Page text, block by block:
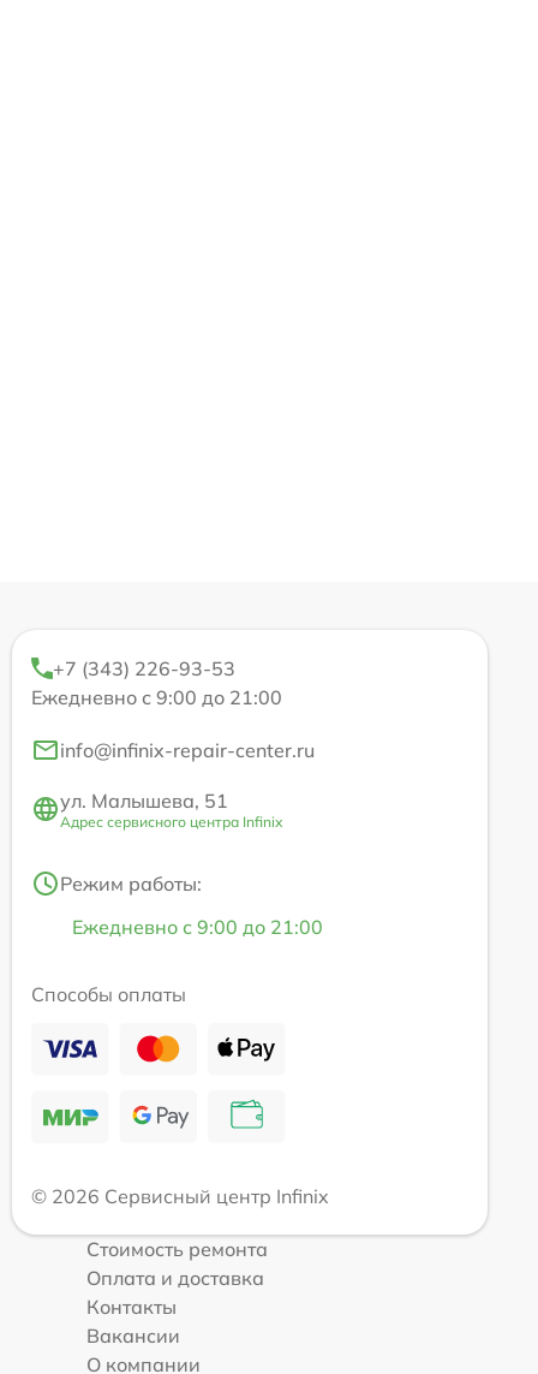
+7 (343) 226-93-53
Ежедневно с 9:00 до 21:00
info@infinix-repair-center.ru
ул. Малышева, 51
Адрес сервисного центра Infinix
Режим работы:
Ежедневно с 9:00 до 21:00
Способы оплаты
© 2026 Сервисный центр Infinix
Стоимость ремонта
Оплата и доставка
Контакты
Вакансии
О компании